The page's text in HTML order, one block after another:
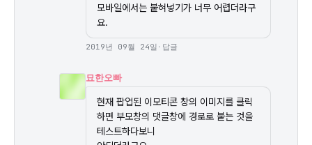
모바일에서는 붙혀넣기가 너무 어렵더라구
요.
2019년 09월 24일 · 답글
묘한오빠
현재 팝업된 이모티콘 창의 이미지를 클릭
하면 부모창의 댓글창에 경로로 붙는 것을
테스트하다보니